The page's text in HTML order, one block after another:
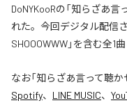
DoNYKooRの「知らざあ言
れた。今回デジタル配信
SHOOOWWW」を含む全1
なお「知らざあ言って聴か
Spotify、 LINE MUSIC、